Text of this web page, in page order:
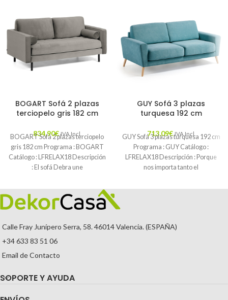
BOGART Sofá 2 plazas
terciopelo gris 182 cm
834,90€ IVA Incl.
BOGART Sofá 2 plazas terciopelo
gris 182 cm Programa : BOGART
Catálogo : LFRELAX18 Descripción
: El sofá Debra une
GUY Sofá 3 plazas
turquesa 192 cm
713,09€ IVA Incl.
GUY Sofá 3 plazas turquesa 192 cm
Programa : GUY Catálogo :
LFRELAX18 Descripción : Porque
nos importa tanto el
Calle Fray Junípero Serra, 58. 46014 Valencia. (ESPAÑA)
+34 633 83 51 06
Email de Contacto
SOPORTE Y AYUDA